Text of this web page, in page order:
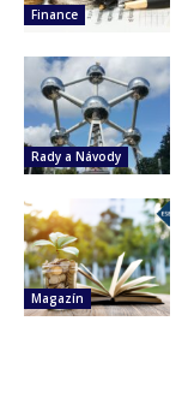
Finance
Rady a Návody
Magazín